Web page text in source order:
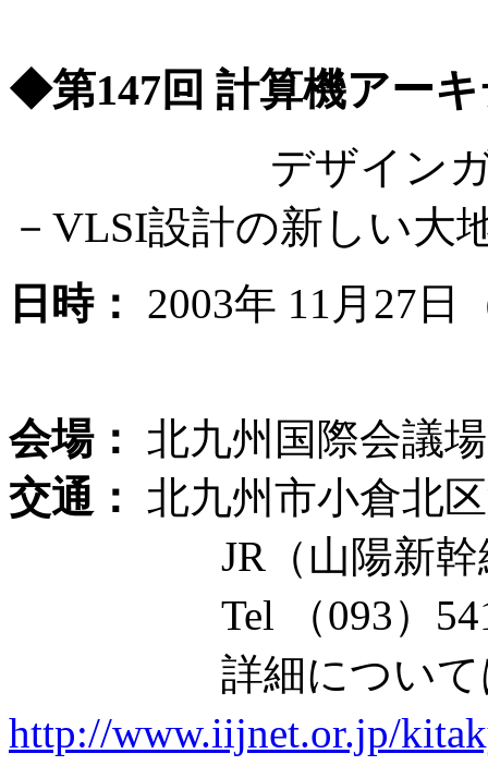
◆第147回 計算機アー
デザインガイ
－VLSI設計の新しい大
日時：
2003年 11月27日
会場： 北九州国際会議場
交通： 北九州市小倉北
JR（山陽新幹線
Tel （093）541-
詳細について
http://www.iijnet.or.jp/